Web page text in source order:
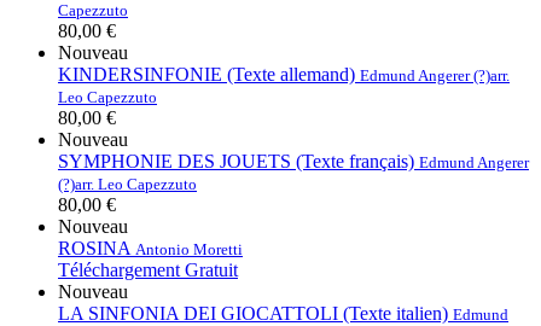
Capezzuto
80,00 €
Nouveau
KINDERSINFONIE (Texte allemand) Edmund Angerer (?)arr.
Leo Capezzuto
80,00 €
Nouveau
SYMPHONIE DES JOUETS (Texte français) Edmund Angerer
(?)arr. Leo Capezzuto
80,00 €
Nouveau
ROSINA Antonio Moretti
Téléchargement Gratuit
Nouveau
LA SINFONIA DEI GIOCATTOLI (Texte italien) Edmund